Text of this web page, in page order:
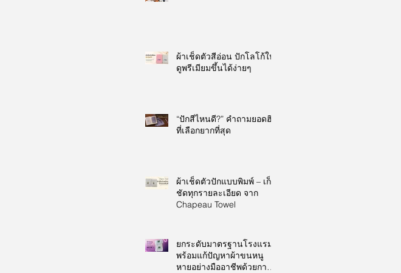
ผ้าเช็ดตัวสีอ่อน ปักโลโก้ให้
ดูพรีเมียมขึ้นได้ง่ายๆ
“ปักสีไหนดี?” คำถามยอดฮิต
ที่เลือกยากที่สุด
ผ้าเช็ดตัวปักแบบพิมพ์ – เก็บ
ชัดทุกรายละเอียด จาก
Chapeau Towel
ยกระดับมาตรฐานโรงแรม
พร้อมแก้ปัญหาผ้าขนหนู
หายอย่างมืออาชีพด้วยการ